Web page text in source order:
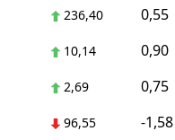
236,40 0,55
10,14 0,90
2,69 0,75
96,55 -1,58